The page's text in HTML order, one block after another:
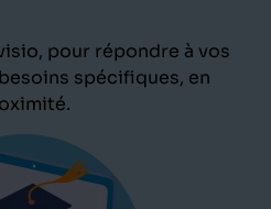
pour répondre à vos
spécifiques, en